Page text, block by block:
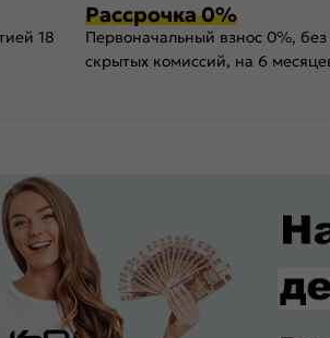
18
Рассрочка 0%
Первоначальный взнос 0%,
скрытых комиссий, на 6